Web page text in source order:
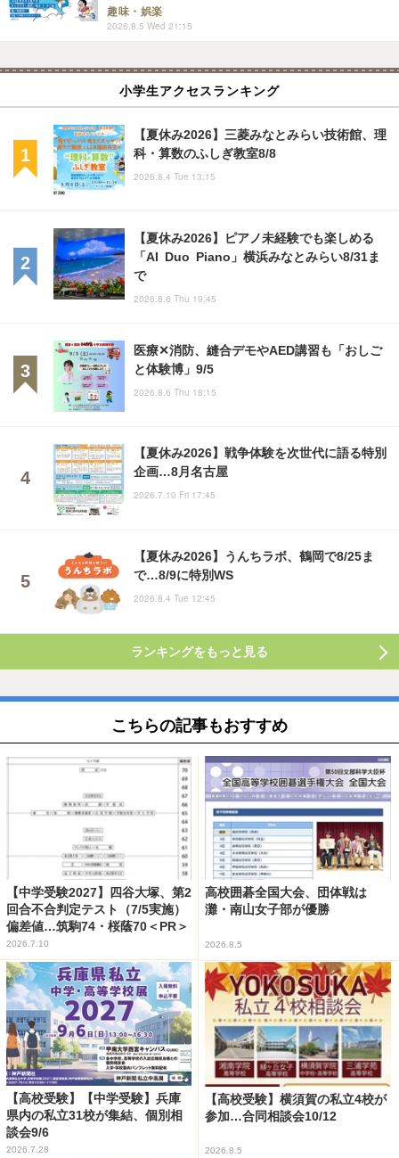
趣味・娯楽
2026.8.5 Wed 21:15
小学生アクセスランキング
【夏休み2026】三菱みなとみらい技術館、理
科・算数のふしぎ教室8/8
2026.8.4 Tue 13:15
【夏休み2026】ピアノ未経験でも楽しめる
「AI Duo Piano」横浜みなとみらい8/31ま
で
2026.8.6 Thu 19:45
医療✕消防、縫合デモやAED講習も「おしご
と体験博」9/5
2026.8.6 Thu 18:15
【夏休み2026】戦争体験を次世代に語る特別
企画…8月名古屋
2026.7.10 Fri 17:45
【夏休み2026】うんちラボ、鶴岡で8/25ま
で…8/9に特別WS
2026.8.4 Tue 12:45
ランキングをもっと見る
こちらの記事もおすすめ
【中学受験2027】四谷大塚、第2
回合不合判定テスト（7/5実施）
偏差値…筑駒74・桜蔭70＜PR＞
2026.7.10
高校囲碁全国大会、団体戦は
灘・南山女子部が優勝
2026.8.5
【高校受験】【中学受験】兵庫
県内の私立31校が集結、個別相
談会9/6
2026.7.28
【高校受験】横須賀の私立4校が
参加…合同相談会10/12
2026.8.5